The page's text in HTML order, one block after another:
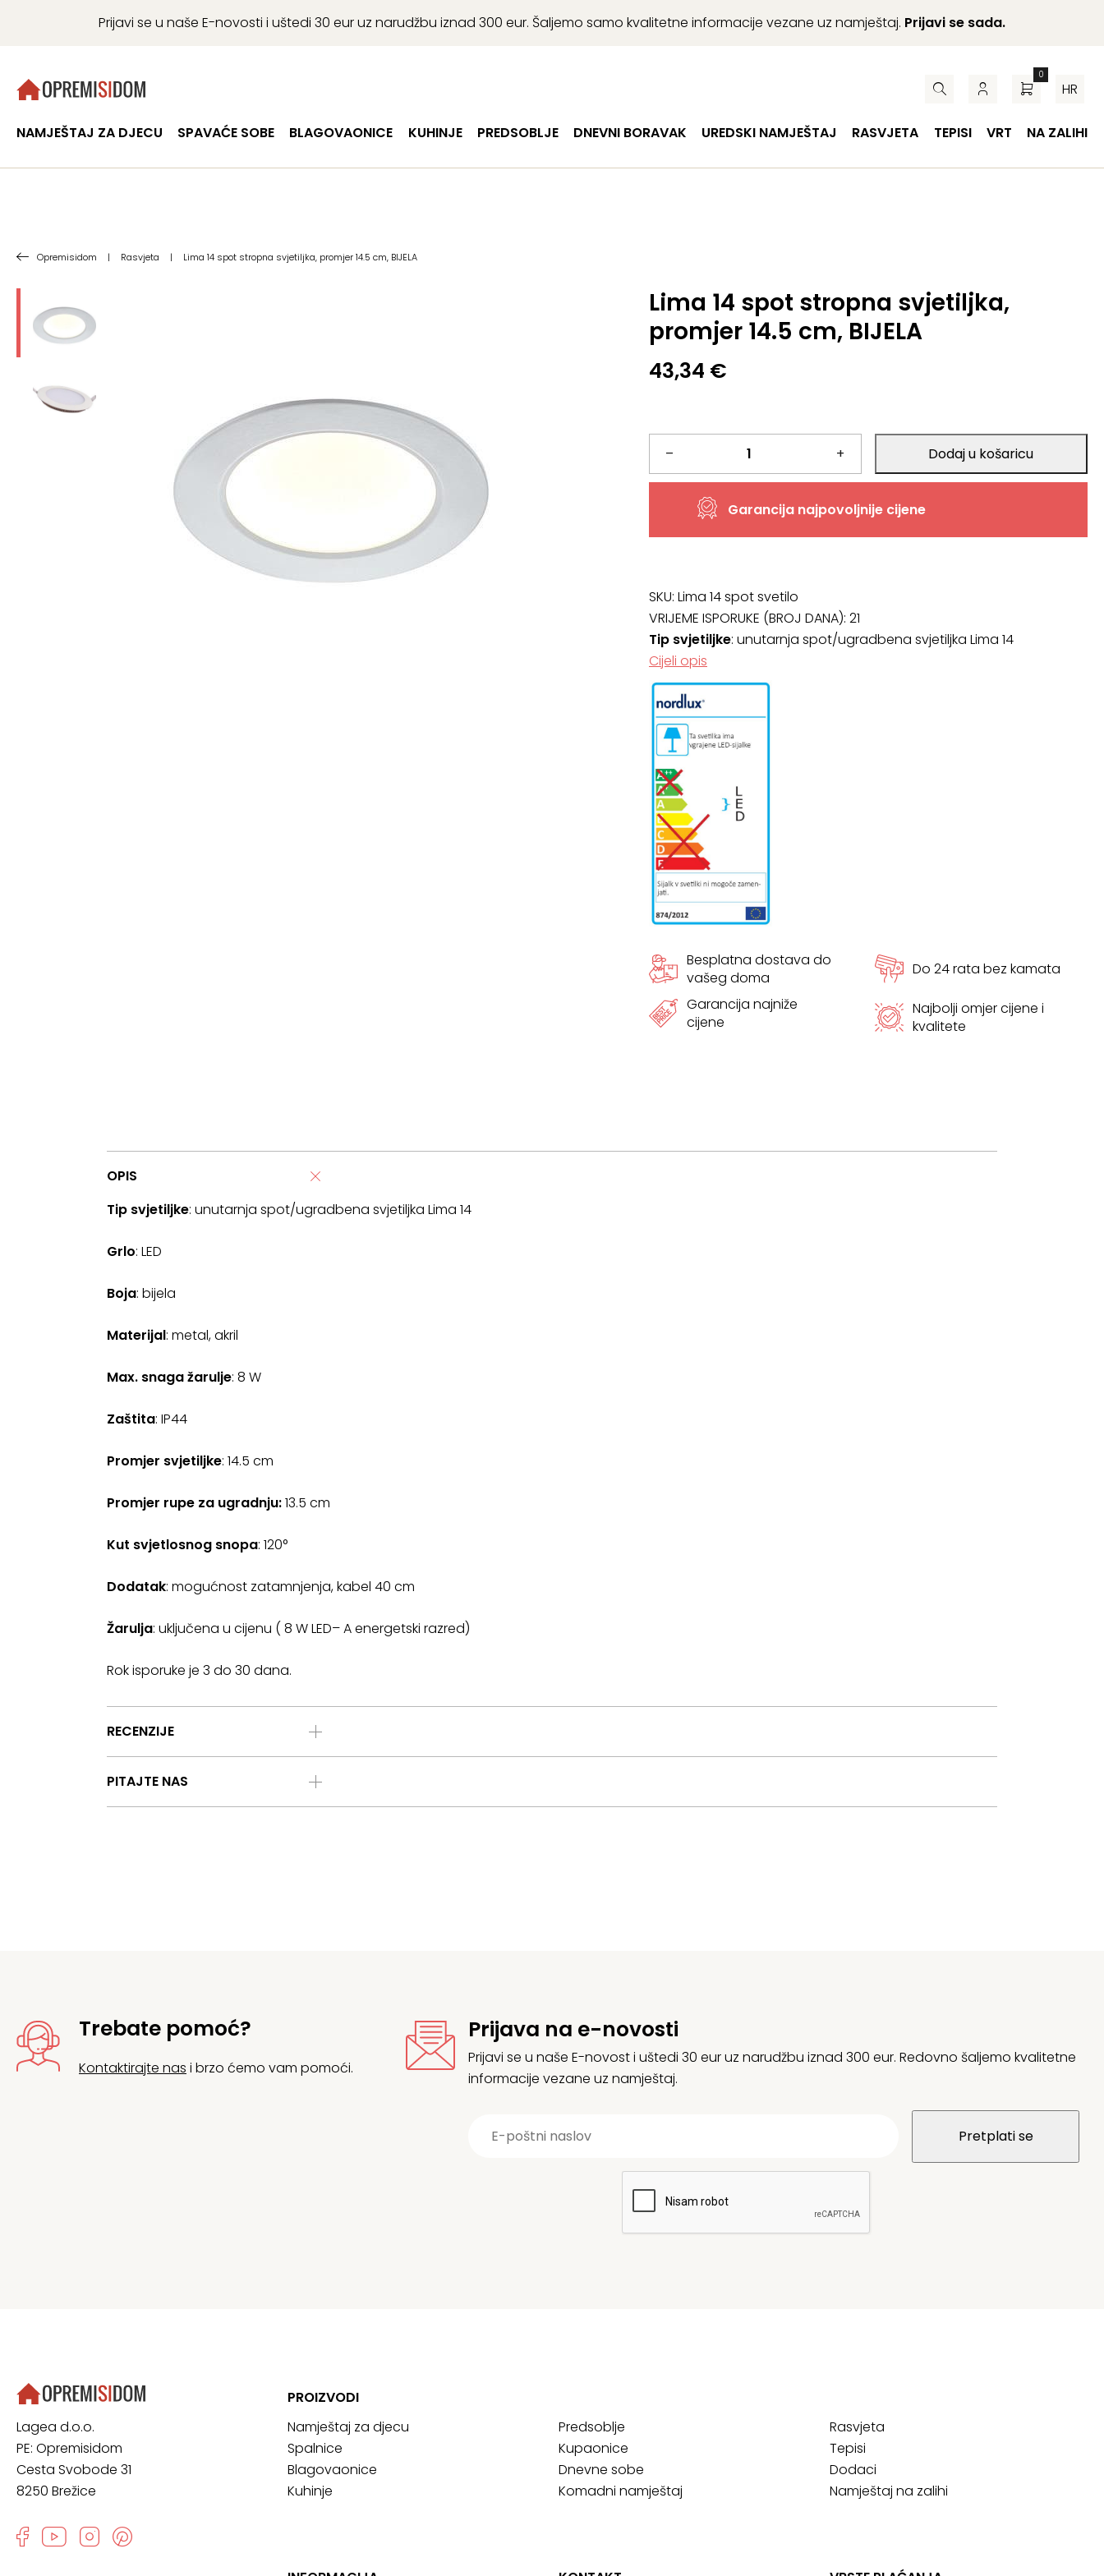
Prijavi se u naše E-novosti i uštedi 30 eur uz narudžbu iznad 300 eur. Šaljemo samo kvalitetne informacije vezane uz namještaj. Prijavi se sada.
0
HR
NAMJEŠTAJ ZA DJECU SPAVAĆE SOBE BLAGOVAONICE KUHINJE PREDSOBLJE DNEVNI BORAVAK UREDSKI NAMJEŠTAJ RASVJETA TEPISI VRT NA ZALIHI
Opremisidom | Rasvjeta | Lima 14 spot stropna svjetiljka, promjer 14.5 cm, BIJELA
Lima 14 spot stropna svjetiljka,
promjer 14.5 cm, BIJELA
43,34 €
–
Lima
14
svjetiljka,
promjer
14.5
cm,
BIJELA
količina
+ Dodaj u košaricu
Garancija najpovoljnije cijene
SKU: Lima 14 spot svetilo
VRIJEME ISPORUKE (BROJ DANA): 21
Tip svjetiljke: unutarnja spot/ugradbena svjetiljka Lima 14
Cijeli opis
Besplatna dostava do
vašeg doma
Do 24 rata bez kamata
Garancija najniže
cijene
Najbolji omjer cijene i
kvalitete
OPIS
Tip svjetiljke: unutarnja spot/ugradbena svjetiljka Lima 14
Grlo: LED
Boja: bijela
Materijal: metal, akril
Max. snaga žarulje: 8 W
Zaštita: IP44
Promjer svjetiljke: 14.5 cm
Promjer rupe za ugradnju:13.5 cm
Kut svjetlosnog snopa: 120°
Dodatak: mogućnost zatamnjenja, kabel 40 cm
Žarulja: uključena u cijenu ( 8 W LED– A energetski razred)
Rok isporuke je 3 do 30 dana.
RECENZIJE
PITAJTE NAS
Trebate pomoć?
Kontaktirajte nas i brzo ćemo vam pomoći.
Prijava na e-novosti
Prijavi se u naše E-novost i uštedi 30 eur uz narudžbu iznad 300 eur. Redovno šaljemo kvalitetne
informacije vezane uz namještaj.
Lagea d.o.o.
PE: Opremisidom
Cesta Svobode 31
8250 Brežice
PROIZVODI
Namještaj za djecu
Spalnice
Blagovaonice
Kuhinje
Predsoblje
Kupaonice
Dnevne sobe
Komadni namještaj
Rasvjeta
Tepisi
Dodaci
Namještaj na zalihi